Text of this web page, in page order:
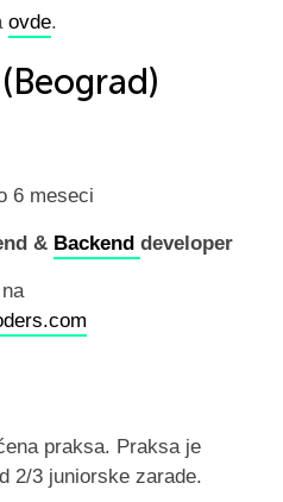
ovde.
6 meseci
& Backend developer
praksa. Praksa je
2/3 juniorske zarade.